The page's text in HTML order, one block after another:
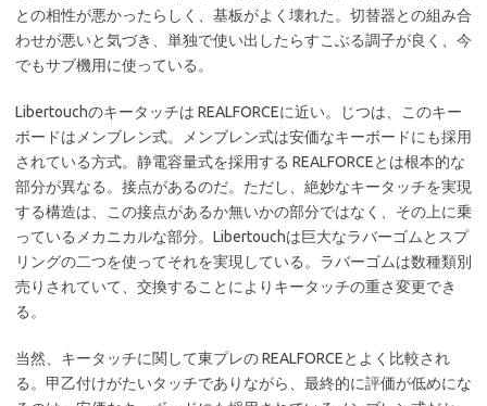
との相性が悪かったらしく、基板がよく壊れた。切替器との組み合
わせが悪いと気づき、単独で使い出したらすこぶる調子が良く、今
でもサブ機用に使っている。
Libertouchのキータッチは REALFORCEに近い。じつは、このキー
ボードはメンブレン式。メンブレン式は安価なキーボードにも採用
されている方式。静電容量式を採用する REALFORCEとは根本的な
部分が異なる。接点があるのだ。ただし、絶妙なキータッチを実現
する構造は、この接点があるか無いかの部分ではなく、その上に乗
っているメカニカルな部分。Libertouchは巨大なラバーゴムとスプ
リングの二つを使ってそれを実現している。ラバーゴムは数種類別
売りされていて、交換することによりキータッチの重さ変更でき
る。
当然、キータッチに関して東プレの REALFORCEとよく比較され
る。甲乙付けがたいタッチでありながら、最終的に評価が低めにな